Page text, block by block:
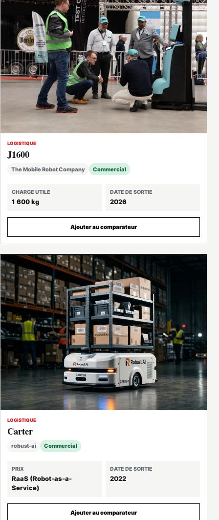
LOGISTIQUE
J1600
The Mobile Robot Company Commercial
CHARGE UTILE
1 600 kg
DATE DE SORTIE
2026
Ajouter au comparateur
LOGISTIQUE
Carter
robust-ai Commercial
PRIX
RaaS (Robot-as-a-
Service)
DATE DE SORTIE
2022
Ajouter au comparateur